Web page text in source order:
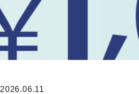
2026.06.11